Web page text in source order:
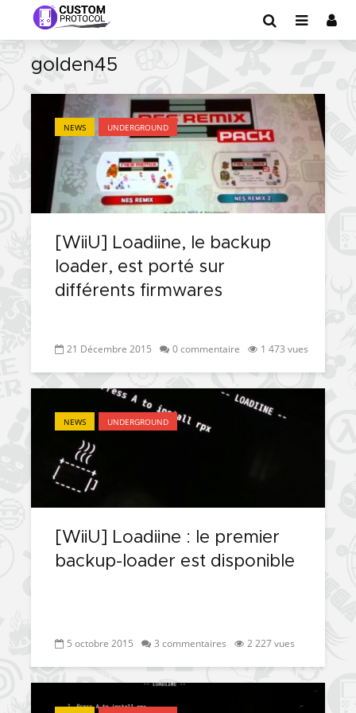
golden45
NEWS UNDERGROUND
[WiiU] Loadiine, le backup
loader, est porté sur
différents firmwares
21 Décembre 2015 0 commentaire 1 473 vues
NEWS UNDERGROUND
[WiiU] Loadiine : le premier
backup-loader est disponible
5 octobre 2015 3 commentaires 2 227 vues